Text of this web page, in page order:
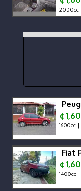
2000cc
¢
1600cc |
Fiat
¢
1400cc